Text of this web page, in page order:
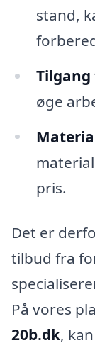
stand,
øge
pris.
Det er
tilbud fra
På vores
20b.dk,